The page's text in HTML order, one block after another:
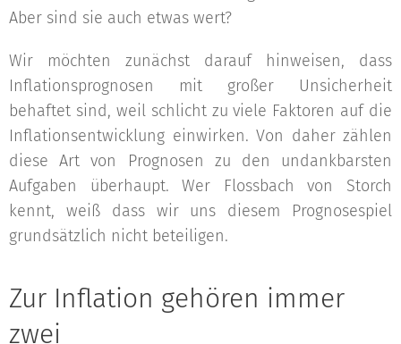
Aber sind sie auch etwas wert?
Wir möchten zunächst darauf hinweisen, dass
Inflationsprognosen mit großer Unsicherheit
behaftet sind, weil schlicht zu viele Faktoren auf die
Inflationsentwicklung einwirken. Von daher zählen
diese Art von Prognosen zu den undankbarsten
Aufgaben überhaupt. Wer Flossbach von Storch
kennt, weiß dass wir uns diesem Prognosespiel
grundsätzlich nicht beteiligen.
Zur Inflation gehören immer
zwei